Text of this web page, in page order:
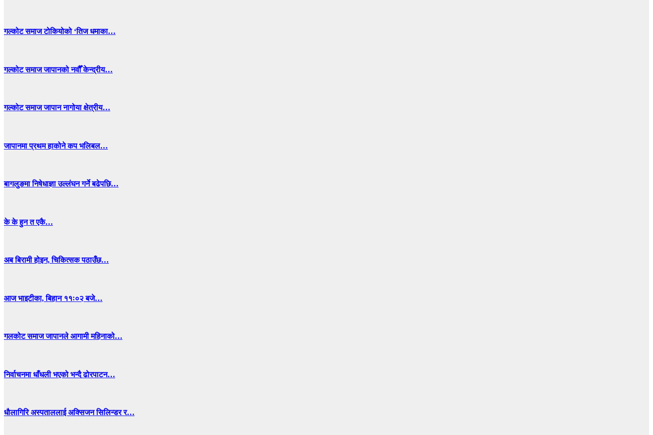
गल्कोट समाज टोकियोको ‘तिज धमाका…
गल्कोट समाज जापानको नवौँ केन्द्रीय…
गल्कोट समाज जापान नागोया क्षेत्रीय…
जापानमा प्रथम हाकोने कप भलिबल…
बागलुङमा निषेधाज्ञा उल्लंघन गर्ने बढेपछि…
के के हुन त एकै…
अब बिरामी होइन, चिकित्सक पठाउँछ…
आज भाइटीका, बिहान ११ः०२ बजे…
गलकोट समाज जापानले आगामी महिनाको…
निर्वाचनमा धाँधली भएको भन्दै ढोरपाटन…
धाैलागिरि अस्पताललाई अक्सिजन सिलिन्डर र…